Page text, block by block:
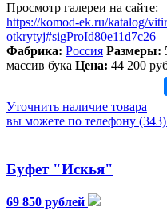
Просмотр галереи на сайте:
https://komod-ek.ru/katalog/
otkrytyj#sigProId80e11d7c26
Фабрика: Россия Размеры:
массив бука Цена: 44 200
Уточнить наличие товара
вы можете по телефону
Буфет "Искья"
69 850 рублей